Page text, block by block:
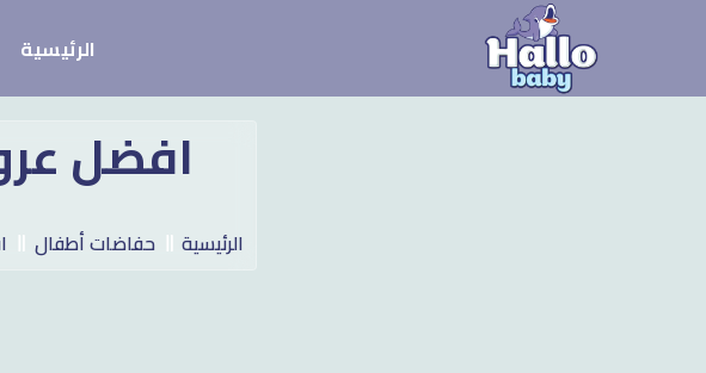
الرئيسية
افضل
الرئيسية حفاضات أطفال